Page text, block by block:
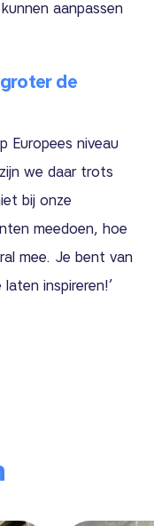
aanpassen
de
Europees niveau
we daar trots
bij onze
meedoen, hoe
mee. Je bent van
inspireren!’